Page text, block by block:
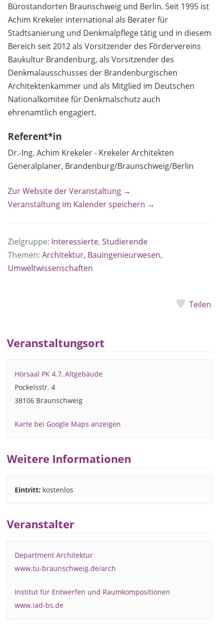
Bürostandorten Braunschweig und Berlin. Seit 1995 ist
Achim Krekeler international als Berater für
Stadtsanierung und Denkmalpflege tätig und in diesem
Bereich seit 2012 als Vorsitzender des Fördervereins
Baukultur Brandenburg, als Vorsitzender des
Denkmalausschusses der Brandenburgischen
Architektenkammer und als Mitglied im Deutschen
Nationalkomitee für Denkmalschutz auch
ehrenamtlich engagiert.
Referent*in
Dr.-Ing. Achim Krekeler - Krekeler Architekten
Generalplaner, Brandenburg/Braunschweig/Berlin
Zur Website der Veranstaltung →
Veranstaltung im Kalender speichern →
Zielgruppe: Interessierte, Studierende
Themen: Architektur, Bauingenieurwesen,
Umweltwissenschaften
Teilen
Veranstaltungsort
Hörsaal PK 4.7, Altgebäude
Pockelsstr. 4
38106 Braunschweig
Karte bei Google Maps anzeigen
Weitere Informationen
Eintritt: kostenlos
Veranstalter
Department Architektur
www.tu-braunschweig.de/arch
Institut für Entwerfen und Raumkompositionen
www.iad-bs.de